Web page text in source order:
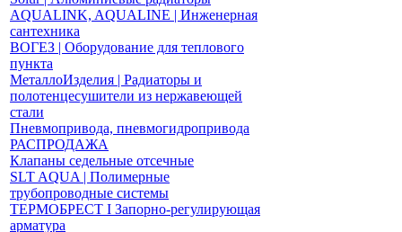
AQUALINK, AQUALINE | Инженерная
сантехника
ВОГЕЗ | Оборудование для теплового
пункта
МеталлоИзделия | Радиаторы и
полотенцесушители из нержавеющей
стали
Пневмопривода, пневмогидропривода
РАСПРОДАЖА
Клапаны седельные отсечные
SLT AQUA | Полимерные
трубопроводные системы
ТЕРМОБРЕСТ І Запорно-регулирующая
арматура